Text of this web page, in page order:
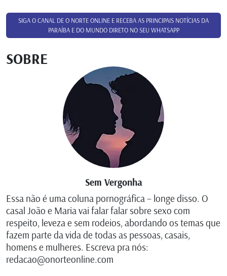
SIGA O CANAL DE O NORTE ONLINE E RECEBA AS PRINCIPAIS NOTÍCIAS DA
PARAÍBA E DO MUNDO DIRETO NO SEU WHATSAPP
SOBRE
Sem Vergonha
Essa não é uma coluna pornográfica – longe disso. O
casal João e Maria vai falar falar sobre sexo com
respeito, leveza e sem rodeios, abordando os temas que
fazem parte da vida de todas as pessoas, casais,
homens e mulheres. Escreva pra nós:
redacao@onorteonline.com